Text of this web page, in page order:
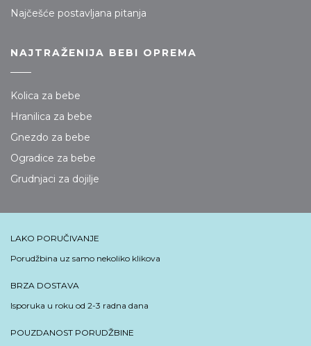
Najčešće postavljana pitanja
NAJTRAŽENIJA BEBI OPREMA
Kolica za bebe
Hranilica za bebe
Gnezdo za bebe
Ogradice za bebe
Grudnjaci za dojilje
LAKO PORUČIVANJE
Porudžbina uz samo nekoliko klikova
BRZA DOSTAVA
Isporuka u roku od 2-3 radna dana
POUZDANOST PORUDŽBINE